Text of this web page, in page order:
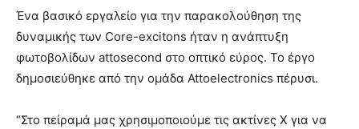
Ένα βασικό εργαλείο για την παρακολούθηση της
δυναμικής των Core-excitons ήταν η ανάπτυξη
φωτοβολίδων attosecond στο οπτικό εύρος. Το έργο
δημοσιεύθηκε από την ομάδα Attoelectronics πέρυσι.
“Στο πείραμά μας χρησιμοποιούμε τις ακτίνες Χ για να